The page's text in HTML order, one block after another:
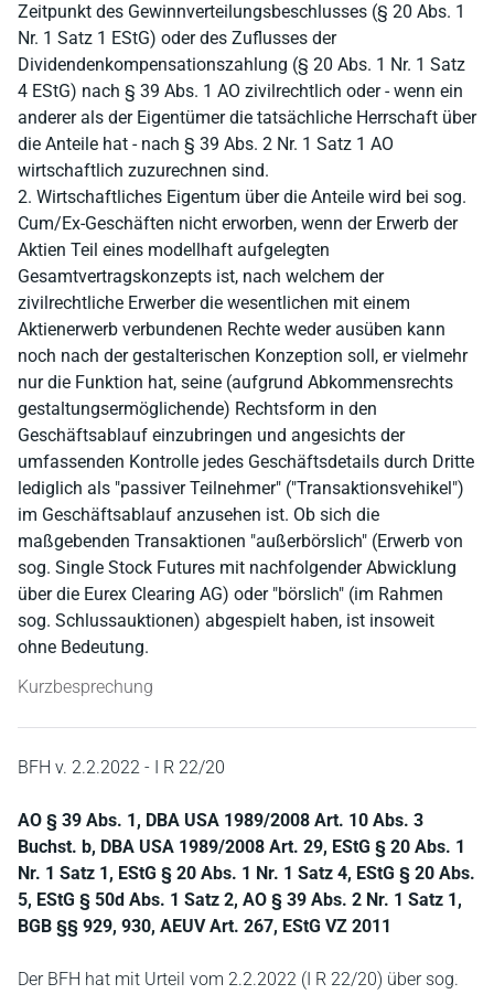
Zeitpunkt des Gewinnverteilungsbeschlusses (§ 20 Abs. 1
Nr. 1 Satz 1 EStG) oder des Zuflusses der
Dividendenkompensationszahlung (§ 20 Abs. 1 Nr. 1 Satz
4 EStG) nach § 39 Abs. 1 AO zivilrechtlich oder - wenn ein
anderer als der Eigentümer die tatsächliche Herrschaft über
die Anteile hat - nach § 39 Abs. 2 Nr. 1 Satz 1 AO
wirtschaftlich zuzurechnen sind.
2. Wirtschaftliches Eigentum über die Anteile wird bei sog.
Cum/Ex-Geschäften nicht erworben, wenn der Erwerb der
Aktien Teil eines modellhaft aufgelegten
Gesamtvertragskonzepts ist, nach welchem der
zivilrechtliche Erwerber die wesentlichen mit einem
Aktienerwerb verbundenen Rechte weder ausüben kann
noch nach der gestalterischen Konzeption soll, er vielmehr
nur die Funktion hat, seine (aufgrund Abkommensrechts
gestaltungsermöglichende) Rechtsform in den
Geschäftsablauf einzubringen und angesichts der
umfassenden Kontrolle jedes Geschäftsdetails durch Dritte
lediglich als "passiver Teilnehmer" ("Transaktionsvehikel")
im Geschäftsablauf anzusehen ist. Ob sich die
maßgebenden Transaktionen "außerbörslich" (Erwerb von
sog. Single Stock Futures mit nachfolgender Abwicklung
über die Eurex Clearing AG) oder "börslich" (im Rahmen
sog. Schlussauktionen) abgespielt haben, ist insoweit
ohne Bedeutung.
Kurzbesprechung
BFH v. 2.2.2022 - I R 22/20
AO § 39 Abs. 1, DBA USA 1989/2008 Art. 10 Abs. 3
Buchst. b, DBA USA 1989/2008 Art. 29, EStG § 20 Abs. 1
Nr. 1 Satz 1, EStG § 20 Abs. 1 Nr. 1 Satz 4, EStG § 20 Abs.
5, EStG § 50d Abs. 1 Satz 2, AO § 39 Abs. 2 Nr. 1 Satz 1,
BGB §§ 929, 930, AEUV Art. 267, EStG VZ 2011
Der BFH hat mit Urteil vom 2.2.2022 (I R 22/20) über sog.